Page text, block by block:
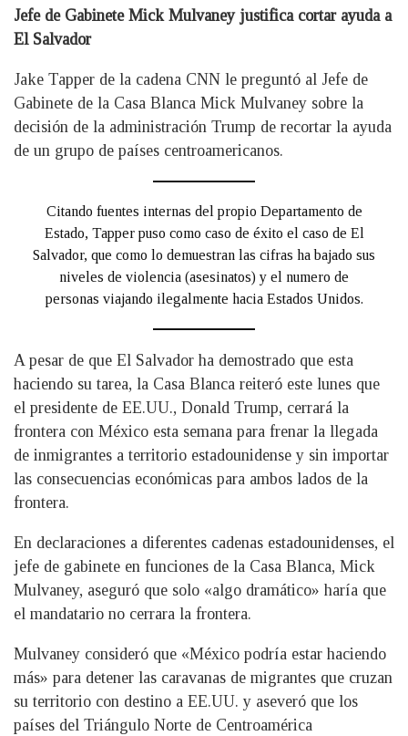
Jefe de Gabinete Mick Mulvaney justifica cortar ayuda a
El Salvador
Jake Tapper de la cadena CNN le preguntó al Jefe de
Gabinete de la Casa Blanca Mick Mulvaney sobre la
decisión de la administración Trump de recortar la ayuda
de un grupo de países centroamericanos.
Citando fuentes internas del propio Departamento de
Estado, Tapper puso como caso de éxito el caso de El
Salvador, que como lo demuestran las cifras ha bajado sus
niveles de violencia (asesinatos) y el numero de
personas viajando ilegalmente hacia Estados Unidos.
A pesar de que El Salvador ha demostrado que esta
haciendo su tarea, la Casa Blanca reiteró este lunes que
el presidente de EE.UU., Donald Trump, cerrará la
frontera con México esta semana para frenar la llegada
de inmigrantes a territorio estadounidense y sin importar
las consecuencias económicas para ambos lados de la
frontera.
En declaraciones a diferentes cadenas estadounidenses, el
jefe de gabinete en funciones de la Casa Blanca, Mick
Mulvaney, aseguró que solo «algo dramático» haría que
el mandatario no cerrara la frontera.
Mulvaney consideró que «México podría estar haciendo
más» para detener las caravanas de migrantes que cruzan
su territorio con destino a EE.UU. y aseveró que los
países del Triángulo Norte de Centroamérica